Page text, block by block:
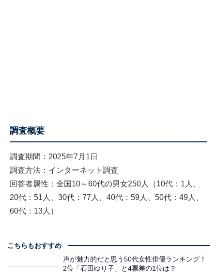
調査概要
調査期間：2025年7月1日
調査方法：インターネット調査
回答者属性：全国10～60代の男女250人（10代：1人、
20代：51人、30代：77人、40代：59人、50代：49人、
60代：13人）
こちらもおすすめ
声が魅力的だと思う50代女性俳優ランキング！
2位「石田ゆり子」と4票差の1位は？